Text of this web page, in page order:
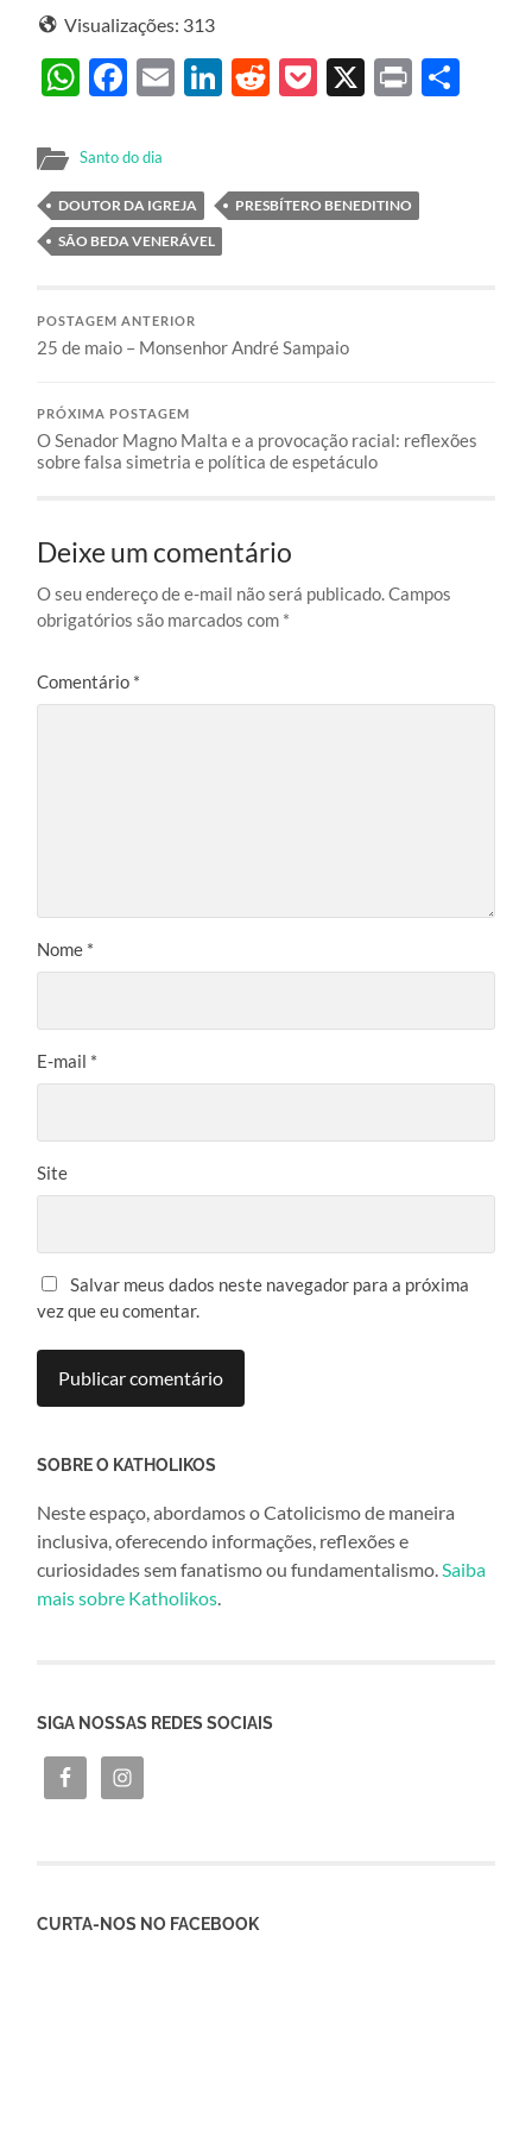
Visualizações: 313
WhatsApp
Facebook
EmailLinkedIn
Reddit
Pocket
X Print
Santo do dia
DOUTOR DA IGREJA
PRESBÍTERO BENEDITINO
SÃO BEDA VENERÁVEL
POSTAGEM ANTERIOR
25 de maio – Monsenhor André Sampaio
PRÓXIMA POSTAGEM
O Senador Magno Malta e a provocação racial: reflexões
sobre falsa simetria e política de espetáculo
Deixe um comentário
O seu endereço de e-mail não será publicado. Campos
obrigatórios são marcados com *
Comentário *
Nome *
E-mail *
Site
Salvar meus dados neste navegador para a próxima
vez que eu comentar.
SOBRE O KATHOLIKOS
Neste espaço, abordamos o Catolicismo de maneira
inclusiva, oferecendo informações, reflexões e
curiosidades sem fanatismo ou fundamentalismo.Saiba
mais sobre Katholikos.
SIGA NOSSAS REDES SOCIAIS
CURTA-NOS NO FACEBOOK